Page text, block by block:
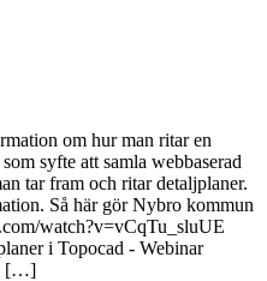
om hur man ritar en
syfte att samla webbaserad
tar fram och ritar detaljplaner.
Så här gör Nybro kommun
watch?v=vCqTu_sluUE
i Topocad - Webinar
[…]